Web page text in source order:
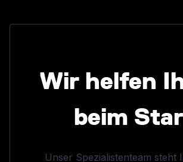
Wir helfen
beim
Unser Spezialistenteam steht